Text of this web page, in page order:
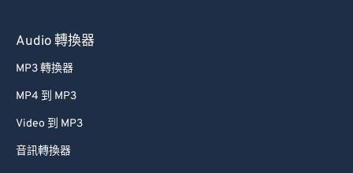
Audio 轉換器
MP3 轉換器
MP4 到 MP3
Video 到 MP3
音訊轉換器